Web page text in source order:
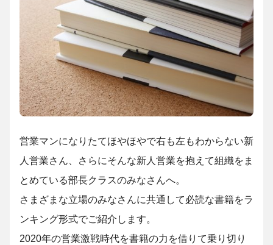
営業マンになりたてほやほやで右も左もわからない新
人営業さん、さらにそんな新人営業を抱えて組織をま
とめている部長クラスのみなさんへ。
さまざまな立場のみなさんに共通して必読な書籍をラ
ンキング形式でご紹介します。
2020年の営業激戦時代を書籍の力を借りて乗り切り